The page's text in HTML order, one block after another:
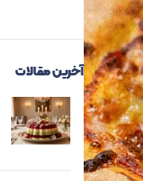
آخرین مقالات